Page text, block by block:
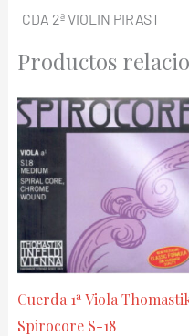
CDA 2ª VIOLIN PIRAST
Productos
Cuerda 1ª Viola
Spirocore S-18